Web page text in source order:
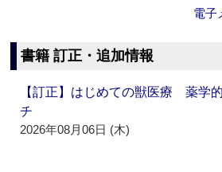
電子
書籍 訂正・追加情報
【訂正】はじめての獣医療 薬学
チ
2026年08月06日 (木)